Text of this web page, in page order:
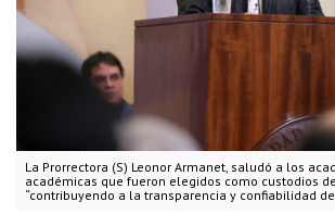
La Prorrectora (S) Leonor Armanet, saludó a los
académicas que fueron elegidos como custodios
“contribuyendo a la transparencia y confiabilidad de